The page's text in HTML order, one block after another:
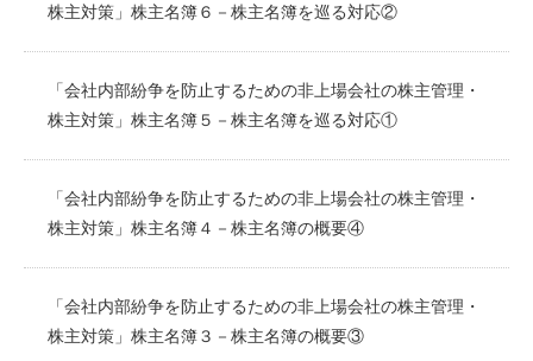
株主対策」株主名簿６－株主名簿を巡る対応②
「会社内部紛争を防止するための非上場会社の株主管理・
株主対策」株主名簿５－株主名簿を巡る対応①
「会社内部紛争を防止するための非上場会社の株主管理・
株主対策」株主名簿４－株主名簿の概要④
「会社内部紛争を防止するための非上場会社の株主管理・
株主対策」株主名簿３－株主名簿の概要③